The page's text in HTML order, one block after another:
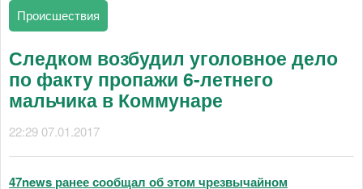
Происшествия
Следком возбудил уголовное дело
по факту пропажи 6-летнего
мальчика в Коммунаре
22:29 07.01.2017
47news ранее сообщал об этом чрезвычайном